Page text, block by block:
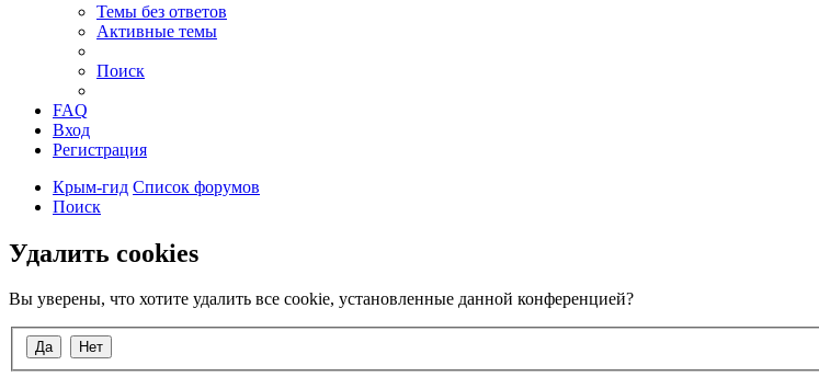
Темы без ответов
Активные темы
Поиск
FAQ
Вход
Регистрация
Крым-гид Список форумов
Поиск
Удалить cookies
Вы уверены, что хотите удалить все cookie, установленные данной конференцией?